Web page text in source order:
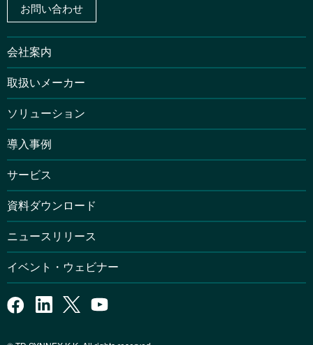
お問い合わせ
会社案内
取扱いメーカー
ソリューション
導入事例
サービス
資料ダウンロード
ニュースリリース
イベント・ウェビナー